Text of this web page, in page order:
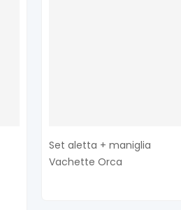
Set aletta + maniglia
Vachette Orca